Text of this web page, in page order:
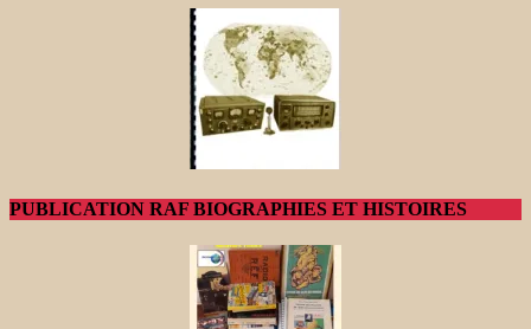
PUBLICATION RAF BIOGRAPHIES ET HISTOIRES